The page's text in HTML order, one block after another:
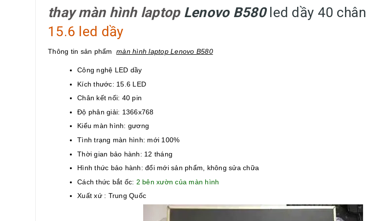
thay màn hình laptopLenovo B580led dầy 40 chân
15.6 led dầy
Thông tin sản phẩm màn hình laptop Lenovo B580
Công nghệ LED dầy
Kích thước: 15.6 LED
Chân kết nối: 40 pin
Độ phân giải: 1366x768
Kiểu màn hình: gương
Tình trạng màn hình: mới 100%
Thời gian bảo hành: 12 tháng
Hình thức bảo hành: đổi mới sản phẩm, không sửa chữa
Cách thức bắt ốc: 2 bên xườn của màn hình
Xuất xứ : Trung Quốc